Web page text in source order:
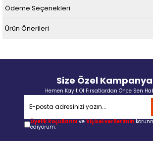
Ödeme Seçenekleri
Ürün Önerileri
Size Özel
Hemen Kayıt Ol Fırsatlardan Önce Sen
Üyelik koşullarını ve kişisel verilerimin
ediyorum.